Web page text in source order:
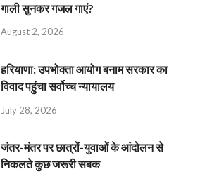
गाली सुनकर गजल गाएं?
August 2, 2026
हरियाणा: उपभोक्ता आयोग बनाम सरकार का
विवाद पहुंचा सर्वोच्च न्यायालय
July 28, 2026
जंतर-मंतर पर छात्रों-युवाओं के आंदोलन से
निकलते कुछ जरूरी सबक